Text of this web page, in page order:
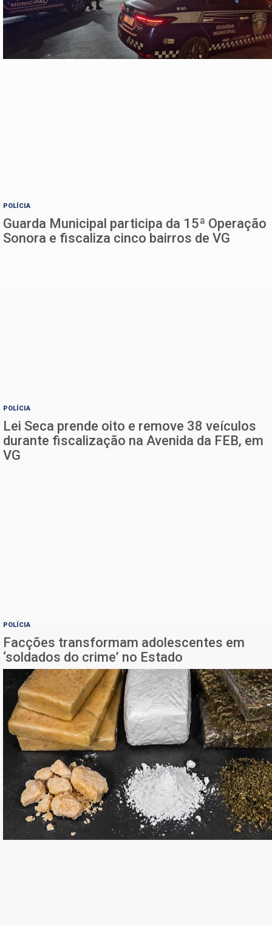
POLÍCIA
Guarda Municipal participa da 15ª Operação
Sonora e fiscaliza cinco bairros de VG
POLÍCIA
Lei Seca prende oito e remove 38 veículos
durante fiscalização na Avenida da FEB, em
VG
POLÍCIA
Facções transformam adolescentes em
‘soldados do crime’ no Estado